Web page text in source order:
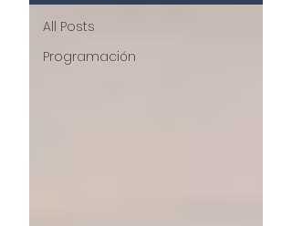
All Posts
Programación